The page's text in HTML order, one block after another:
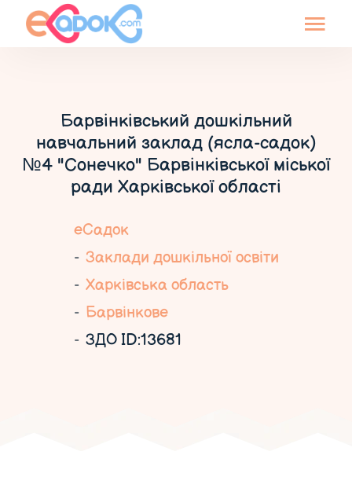
Барвінківський дошкільний
навчальний заклад (ясла-садок)
№4 "Сонечко" Барвінківської міської
ради Харківської області
еСадок
Заклади дошкільної освіти
Харківська область
Барвінкове
ЗДО ID:13681